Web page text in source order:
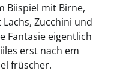
Biispiel mit Birne,
Zucchini und
Fantasie eigentlich
erst nach em
früscher.